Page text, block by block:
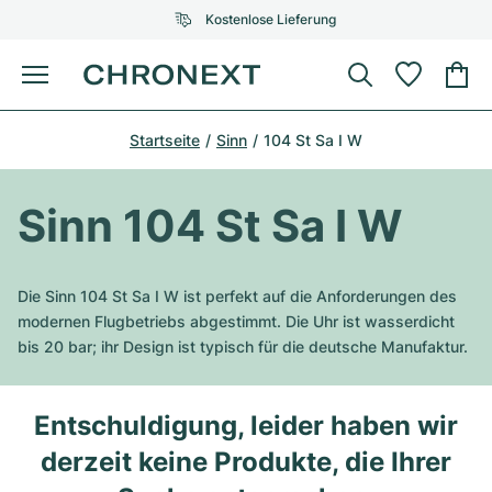
Kostenlose Lieferung
Menü
AUSGEWÄHLTE MARKEN
Alle Rolex Modelle
Air-King
Omega
Top-Modelle
Patek Philippe
Alle Patek Philippe Modelle
Top-Modelle
Audemars Piguet
Alle Audemars Piguet Modelle
Cartier
Certified Pre-Owned
Schmuck
AUSGEWÄHLTE MARKEN
Tiffany
Louis Vuitton
Gebauer & Gebauer
Van Cleef & Arpels
Bvlgari
Neuzugänge
Service
Startseite Sinn 104 St Sa I W
Sinn 104 St Sa I W
Die Sinn 104 St Sa I W ist perfekt auf die Anforderungen des
modernen Flugbetriebs abgestimmt. Die Uhr ist wasserdicht
bis 20 bar; ihr Design ist typisch für die deutsche Manufaktur.
Entschuldigung, leider haben wir
derzeit keine Produkte, die Ihrer